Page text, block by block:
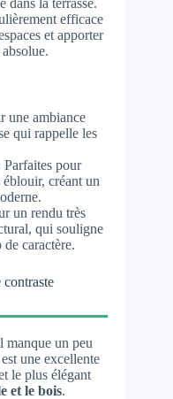
efficace
et apporter
une ambiance
qui rappelle les
Parfaites pour
créant un
un rendu très
qui souligne
de caractère.
manque un peu
une excellente
le plus élégant
et le bois.